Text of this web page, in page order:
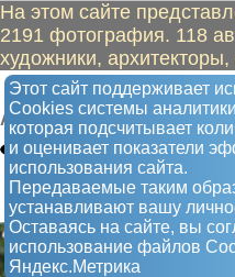
На этом сайте
2191 фотография. 118
художники,
Этот сайт поддерживает
Сookies системы
которая подсчитывает
и оценивает показатели
использования сайта.
Передаваемые таким
устанавливают вашу
Оставаясь на сайте, вы
использование файлов
Яндекс.Метрика
Пожарный-
Арт-объект